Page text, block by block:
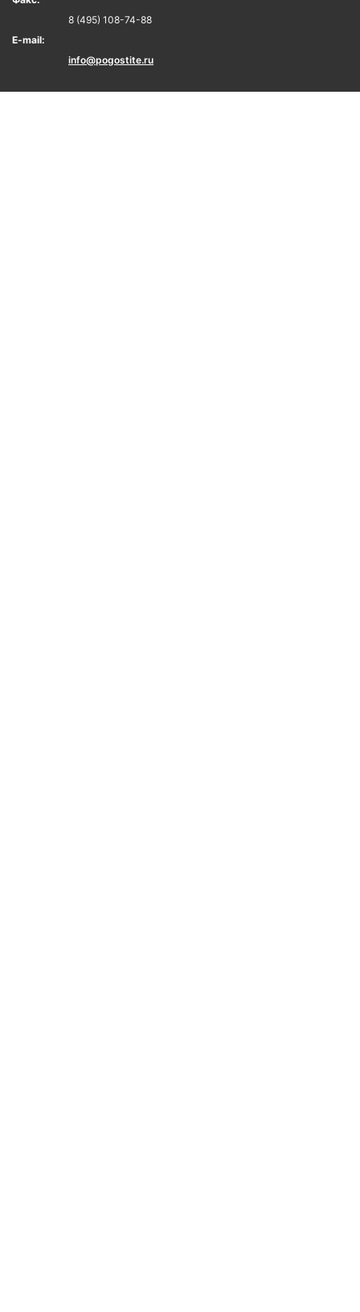
8 (495) 108-74-88
E-mail:
info@pogostite.ru